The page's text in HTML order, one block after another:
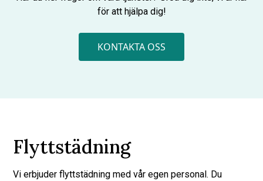
för att hjälpa dig!
KONTAKTA OSS
Flyttstädning
Vi erbjuder flyttstädning med vår egen personal. Du